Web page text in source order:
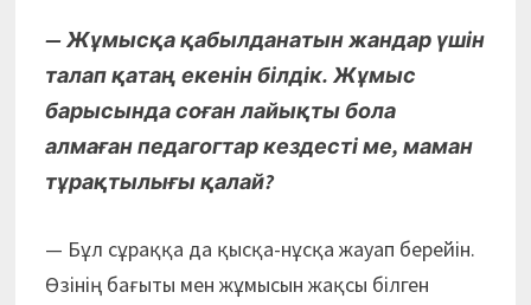
— Жұмысқа қабылданатын жандар үшін
талап қатаң екенін білдік. Жұмыс
барысында соған лайықты бола
алмаған педагогтар кездесті ме, маман
тұрақтылығы қалай?
— Бұл сұраққа да қысқа-нұсқа жауап берейін.
Өзінің бағыты мен жұмысын жақсы білген